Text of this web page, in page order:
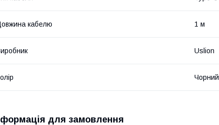
кабелю 1 м
Uslion
Чорний
для замовлення